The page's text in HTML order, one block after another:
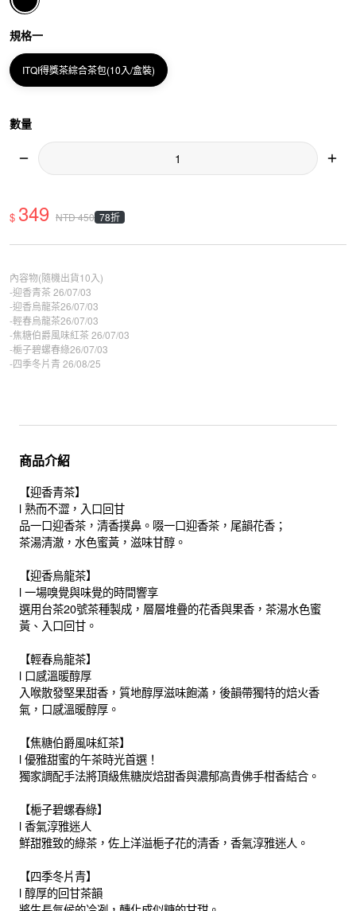
規格一
ITQI得獎茶綜合茶包(10入/盒裝)
數量
$ 349 NTD450 78折
內容物(隨機出貨10入)
-迎香青茶 26/07/03
-迎香烏龍茶26/07/03
-輕春烏龍茶26/07/03
-焦糖伯爵風味紅茶 26/07/03
-梔子碧螺春綠26/07/03
-四季冬片青 26/08/25
商品介紹
【迎香青茶】
l 熟而不澀，入口回甘
品一口迎香茶，清香撲鼻。啜一口迎香茶，尾韻花香；
茶湯清澈，水色蜜黃，滋味甘醇。
【迎香烏龍茶】
l 一場嗅覺與味覺的時間響享
選用台茶20號茶種製成，層層堆疊的花香與果香，茶湯水色蜜
黃、入口回甘。
【輕春烏龍茶】
l 口感溫暖醇厚
入喉散發堅果甜香，質地醇厚滋味飽滿，後韻帶獨特的焙火香
氣，口感溫暖醇厚。
【焦糖伯爵風味紅茶】
l 優雅甜蜜的午茶時光首選！
獨家調配手法將頂級焦糖炭焙甜香與濃郁高貴佛手柑香結合。
【梔子碧螺春綠】
l 香氣淳雅迷人
鮮甜雅致的綠茶，佐上洋溢梔子花的清香，香氣淳雅迷人。
【四季冬片青】
l 醇厚的回甘茶韻